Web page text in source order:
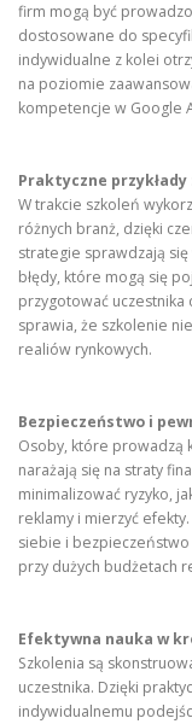
firm mogą być
dostosowane do
indywidualne z kolei
na poziomie
kompetencje w Google
Praktyczne przykłady
W trakcie szkoleń
różnych branż, dzięki
strategie sprawdzają się
błędy, które mogą się
przygotować uczestnika
sprawia, że szkolenie
realiów rynkowych.
Bezpieczeństwo i
Osoby, które prowadzą
narażają się na straty
minimalizować ryzyko,
reklamy i mierzyć
siebie i
przy dużych budżetach
Efektywna nauka w
Szkolenia są
uczestnika. Dzięki
indywidualnemu